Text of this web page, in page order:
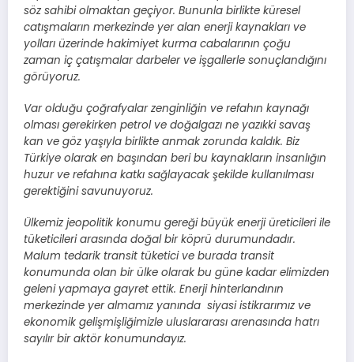
söz sahibi olmaktan geçiyor. Bununla birlikte küresel
catışmaların merkezinde yer alan enerji kaynakları ve
yolları üzerinde hakimiyet kurma cabalarının çoğu
zaman iç çatışmalar darbeler ve işgallerle sonuçlandığını
görüyoruz.
Var olduğu çoğrafyalar zenginliğin ve refahın kaynağı
olması gerekirken petrol ve doğalgazı ne yazıkki savaş
kan ve göz yaşıyla birlikte anmak zorunda kaldık. Biz
Türkiye olarak en başından beri bu kaynakların insanlığın
huzur ve refahına katkı sağlayacak şekilde kullanılması
gerektiğini savunuyoruz.
Ülkemiz jeopolitik konumu gereği büyük enerji üreticileri ile
tüketicileri arasında doğal bir köprü durumundadır.
Malum tedarik transit tüketici ve burada transit
konumunda olan bir ülke olarak bu güne kadar elimizden
geleni yapmaya gayret ettik. Enerji hinterlandının
merkezinde yer almamız yanında siyasi istikrarımız ve
ekonomik gelişmişliğimizle uluslararası arenasında hatrı
sayılır bir aktör konumundayız.